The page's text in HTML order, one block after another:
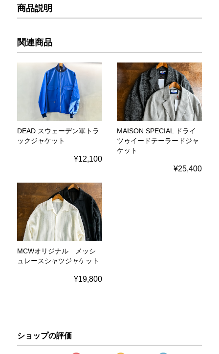
商品説明
関連商品
DEAD スウェーデン軍トラ
ックジャケット
¥12,100
MAISON SPECIAL ドライ
ツゥイードテーラードジャ
ケット
¥25,400
MCWオリジナル メッシ
ュレースシャツジャケット
¥19,800
ショップの評価